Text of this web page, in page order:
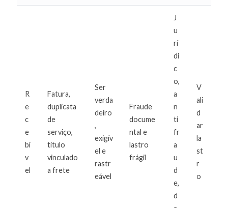
R
e
c
e
bí
v
el
Fatura,
duplicata
de
serviço,
título
vinculado
a frete
Ser
verda
deiro
,
exigív
el e
rastr
eável
Fraude
docume
ntal e
lastro
frágil
J
u
rí
di
c
o,
a
n
ti
fr
a
u
d
e,
d
V
ali
d
ar
la
st
r
o